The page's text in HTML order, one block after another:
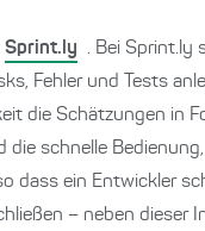
Sprint.ly
. Bei Sprint.ly
Fehler und Tests
die Schätzungen in
schnelle
dass ein Entwickler
– neben dieser